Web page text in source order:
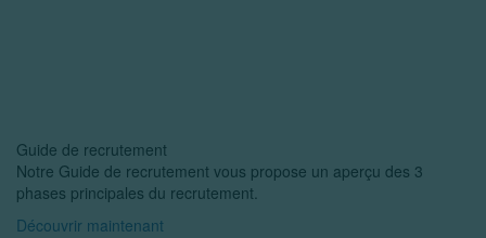
Guide de recrutement
Notre Guide de recrutement vous propose un aperçu des 3
phases principales du recrutement.
Découvrir maintenant